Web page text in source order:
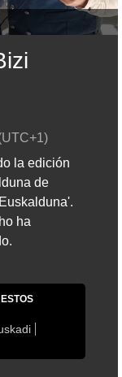
la edición
de
ha